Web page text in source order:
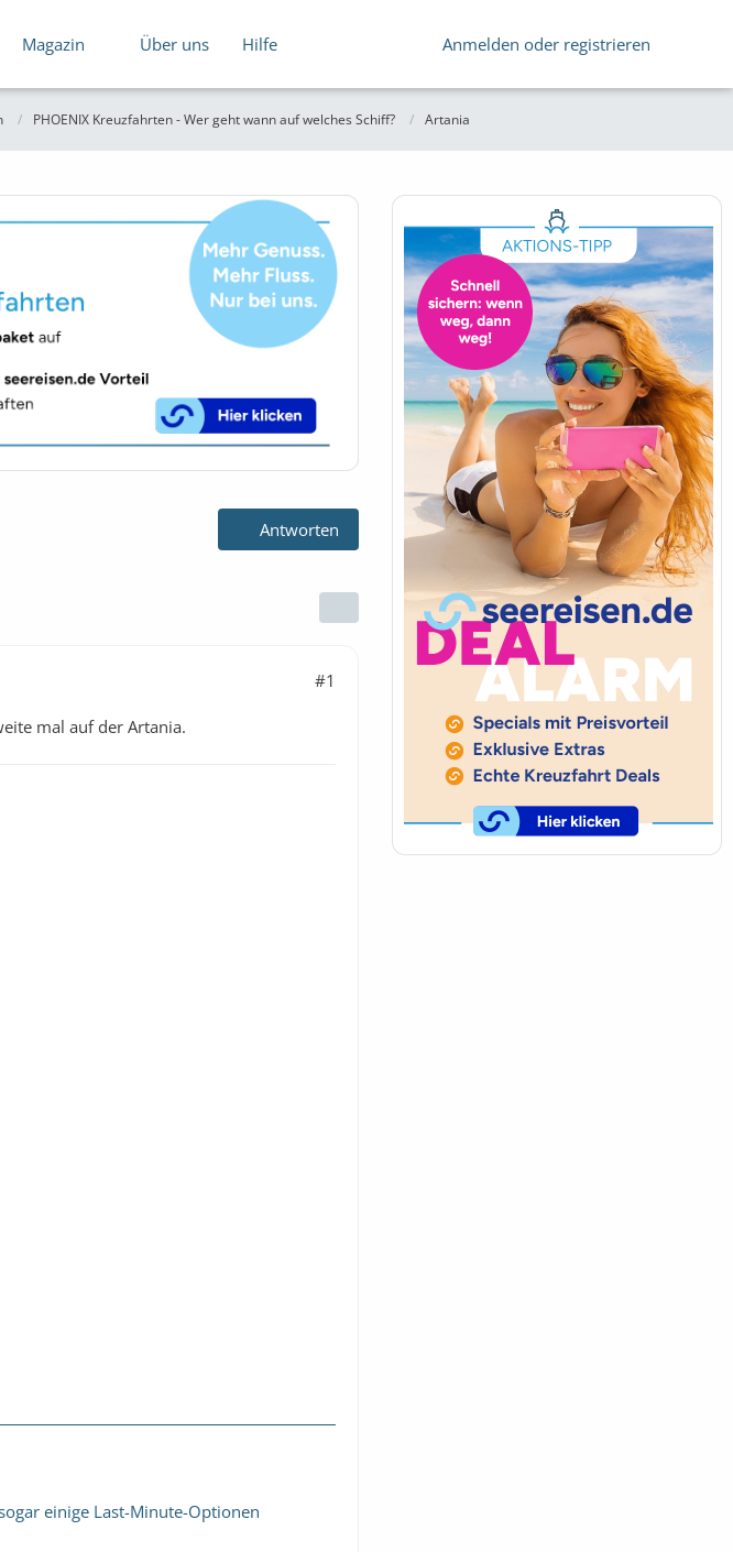
Magazin Über uns Hilfe Anmelden oder registrieren
PHOENIX Kreuzfahrten - Wer geht wann auf welches Schiff? Artania
Antworten
#1
mal auf der Artania.
einige Last-Minute-Optionen